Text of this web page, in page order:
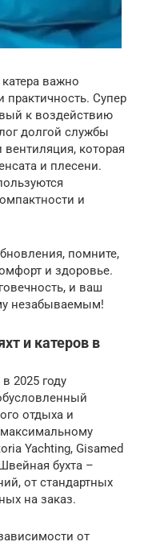
важно
практичность. Супер
к воздействию
долгой службы
которая
и плесени.
и
помните,
и здоровье.
и ваш
незабываемым!
и катеров в
2025 году
отдыха и
Yachting, Gisamed
бухта –
от стандартных
на заказ.
от